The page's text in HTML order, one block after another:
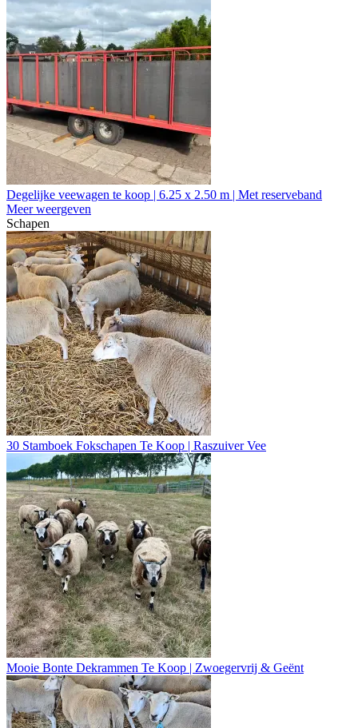
Degelijke veewagen te koop | 6.25 x 2.50 m | Met reserveband
Meer weergeven
Schapen
30 Stamboek Fokschapen Te Koop | Raszuiver Vee
Mooie Bonte Dekrammen Te Koop | Zwoegervrij & Geënt